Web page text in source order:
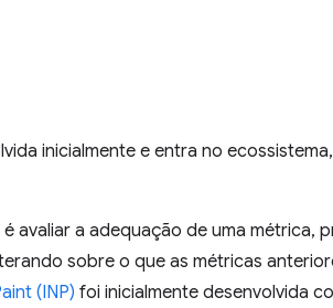
inicialmente e entra no
avaliar a adequação de uma métrica,
sobre o que as métricas
(INP) foi inicialmente desenvolvida